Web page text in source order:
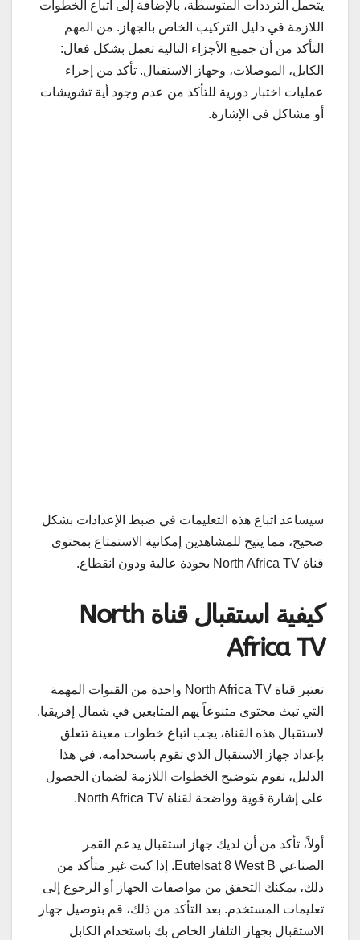
يتحمل الترددات المتوسطة، بالإضافة إلى اتباع الخطوات
اللازمة في دليل التركيب الخاص بالجهاز. من المهم
التأكد من أن جميع الأجزاء التالية تعمل بشكل فعال:
الكابل، الموصلات، وجهاز الاستقبال. تأكد من إجراء
عمليات اختبار دورية للتأكد من عدم وجود أية تشويشات
أو مشاكل في الإشارة.
سيساعد اتباع هذه التعليمات في ضبط الإعدادات بشكل
صحيح، مما يتيح للمشاهدين إمكانية الاستمتاع بمحتوى
قناة North Africa TV بجودة عالية ودون انقطاع.
كيفية استقبال قناة North
Africa TV
تعتبر قناة North Africa TV واحدة من القنوات المهمة
التي تبث محتوى متنوعاً يهم المتابعين في شمال إفريقيا.
لاستقبال هذه القناة، يجب اتباع خطوات معينة تتعلق
بإعداد جهاز الاستقبال الذي تقوم باستخدامه. في هذا
الدليل، نقوم بتوضيح الخطوات اللازمة لضمان الحصول
على إشارة قوية وواضحة لقناة North Africa TV.
أولاً، تأكد من أن لديك جهاز استقبال يدعم القمر
الصناعي Eutelsat 8 West B. إذا كنت غير متأكد من
ذلك، يمكنك التحقق من مواصفات الجهاز أو الرجوع إلى
تعليمات المستخدم. بعد التأكد من ذلك، قم بتوصيل جهاز
الاستقبال بجهاز التلفاز الخاص بك باستخدام الكابل